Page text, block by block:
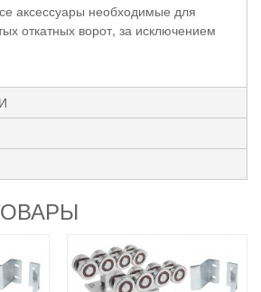
аксессуары необходимые для
откатных ворот, за исключением